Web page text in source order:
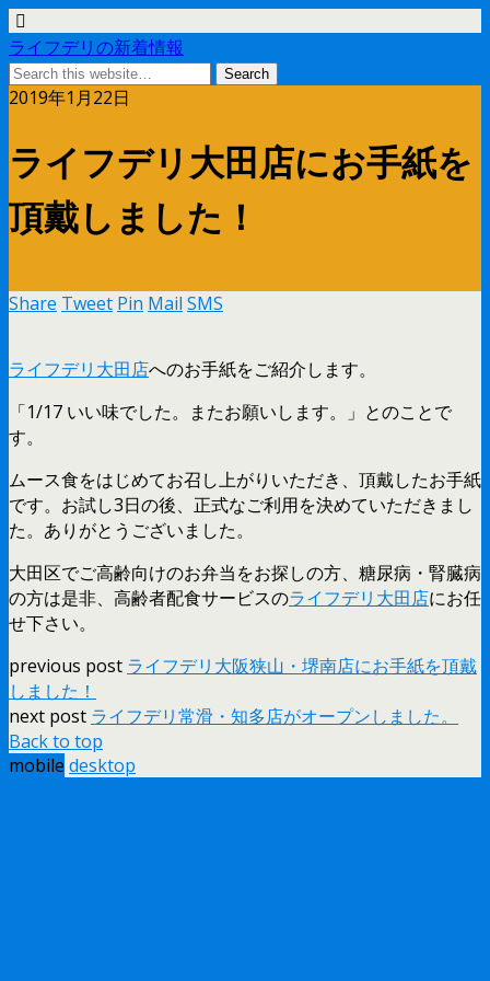
ライフデリの新着情報
2019年1月22日
ライフデリ大田店にお手紙を
頂戴しました！
Share Tweet Pin Mail SMS
ライフデリ大田店へのお手紙をご紹介します。
「1/17 いい味でした。またお願いします。」とのことで
す。
ムース食をはじめてお召し上がりいただき、頂戴したお手紙
です。お試し3日の後、正式なご利用を決めていただきまし
た。ありがとうございました。
大田区でご高齢向けのお弁当をお探しの方、糖尿病・腎臓病
の方は是非、高齢者配食サービスのライフデリ大田店にお任
せ下さい。
previous post ライフデリ大阪狭山・堺南店にお手紙を頂戴
しました！
next post ライフデリ常滑・知多店がオープンしました。
Back to top
mobile desktop